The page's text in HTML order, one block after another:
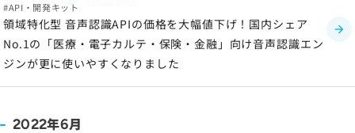
API・開発キット
領域特化型 音声認識APIの価格を大幅値下げ！国内シェア
No.1の「医療・電子カルテ・保険・金融」向け音声認識エン
ジンが更に使いやすくなりました
2022年6月